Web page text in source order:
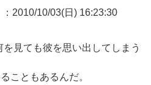
2010/10/03(日) 16:23:30
見ても彼を思い出してしまう
こともあるんだ。